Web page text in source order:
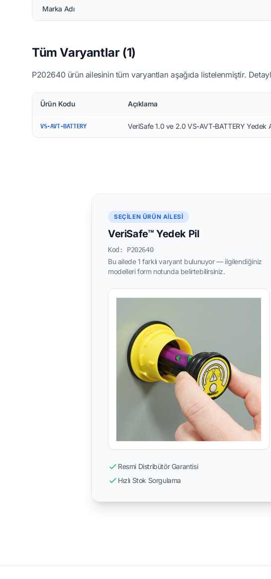
Marka Adı
Tüm Varyantlar (1)
P202640 ürün ailesinin tüm varyantları aşağıda listelenmiştir.
Ürün Kodu Açıklama
VS-AVT-BATTERY VeriSafe 1.0 ve 2.0 VS-AVT-BATTERY Yedek
SEÇILEN ÜRÜN AILESI
VeriSafe™ Yedek Pil
Kod: P202640
Bu ailede 1 farklı varyant bulunuyor — ilgilendiğiniz
modelleri form notunda belirtebilirsiniz.
Resmi Distribütör Garantisi
Hızlı Stok Sorgulama